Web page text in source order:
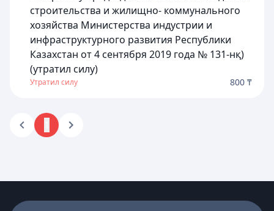
строительства и жилищно- коммунального
хозяйства Министерства индустрии и
инфраструктурного развития Республики
Казахстан от 4 сентября 2019 года № 131-нқ)
(утратил силу)
Утратил силу 800 ₸